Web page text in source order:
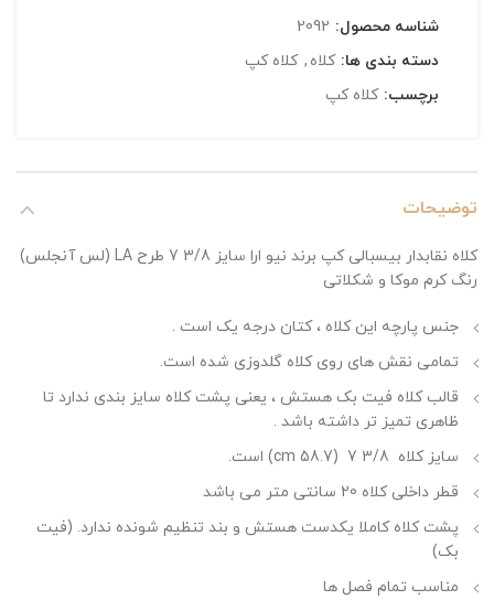
شناسه محصول: 2092
دسته بندی ها: کلاه , کلاه کپ
برچسب: کلاه کپ
توضیحات
کلاه نقابدار بیسبالی کپ برند نیو ارا سایز 3/8 7 طرح LA (لس آنجلس)
رنگ کرم موکا و شکلاتی
جنس پارچه این کلاه ، کتان درجه یک است .
تمامی نقش های روی کلاه گلدوزی شده است.
قالب کلاه فیت بک هستش ، یعنی پشت کلاه سایز بندی ندارد تا
ظاهری تمیز تر داشته باشد .
سایز کلاه 3/8 7 (58.7 cm) است.
قطر داخلی کلاه 20 سانتی متر می باشد
پشت کلاه کاملا یکدست هستش و بند تنظیم شونده ندارد. (فیت
بک)
مناسب تمام فصل ها